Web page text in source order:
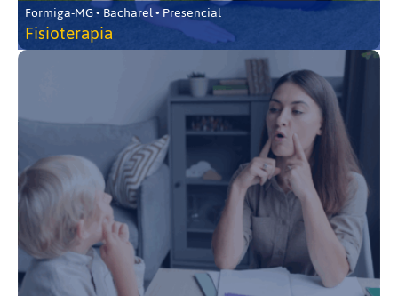
Formiga-MG • Bacharel • Presencial
Fisioterapia